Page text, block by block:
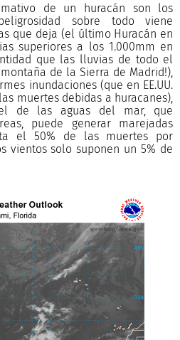
de un huracán son los
sobre todo viene
que deja (el último Huracán en
superiores a los 1.000mm en
que las lluvias de todo el
de la Sierra de Madrid!),
inundaciones (que en EE.UU.
muertes debidas a huracanes),
de las aguas del mar, que
puede generar marejadas
el 50% de las muertes por
vientos solo suponen un 5% de